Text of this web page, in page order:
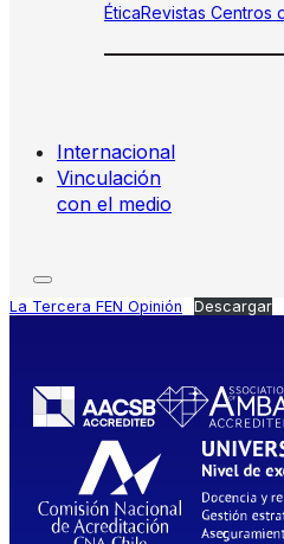
ÉticaRevistas Centros
Internacional
Vinculación
con el medio
La Tercera FEN Opinión Descargar